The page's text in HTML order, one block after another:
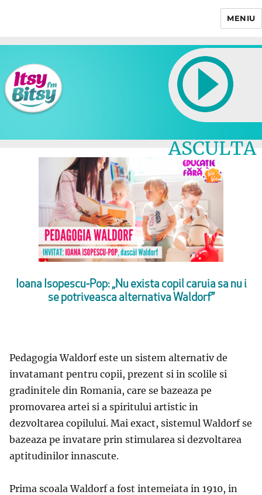
MENIU
ASCULTA
LIVE
Ioana Isopescu-Pop: „Nu exista copil caruia sa nu i
se potriveasca alternativa Waldorf”
Pedagogia Waldorf este un sistem alternativ de
invatamant pentru copii, prezent si in scolile si
gradinitele din Romania, care se bazeaza pe
promovarea artei si a spiritului artistic in
dezvoltarea copilului. Mai exact, sistemul Waldorf se
bazeaza pe invatare prin stimularea si dezvoltarea
aptitudinilor innascute.
Prima scoala Waldorf a fost intemeiata in 1910, in